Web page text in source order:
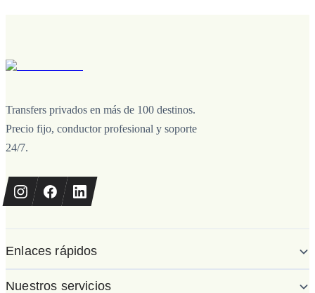
Transfers privados en más de 100 destinos.
Precio fijo, conductor profesional y soporte
24/7.
Enlaces rápidos
Nuestros servicios